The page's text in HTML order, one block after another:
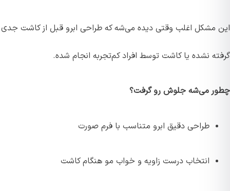
این مشکل اغلب وقتی دیده می‌شه که طراحی ابرو قبل از کاشت جدی
گرفته نشده یا کاشت توسط افراد کم‌تجربه انجام شده.
چطور می‌شه جلوش رو گرفت؟
طراحی دقیق ابرو متناسب با فرم صورت
انتخاب درست زاویه و خواب مو هنگام کاشت